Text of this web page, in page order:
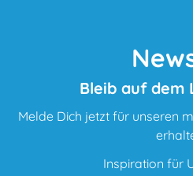
Bleib auf dem
Melde Dich jetzt für unseren
Inspiration für